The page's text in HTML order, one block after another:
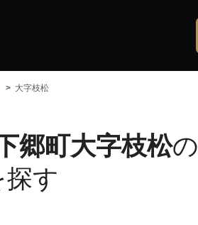
大字枝松
郷町大字枝松の
探す